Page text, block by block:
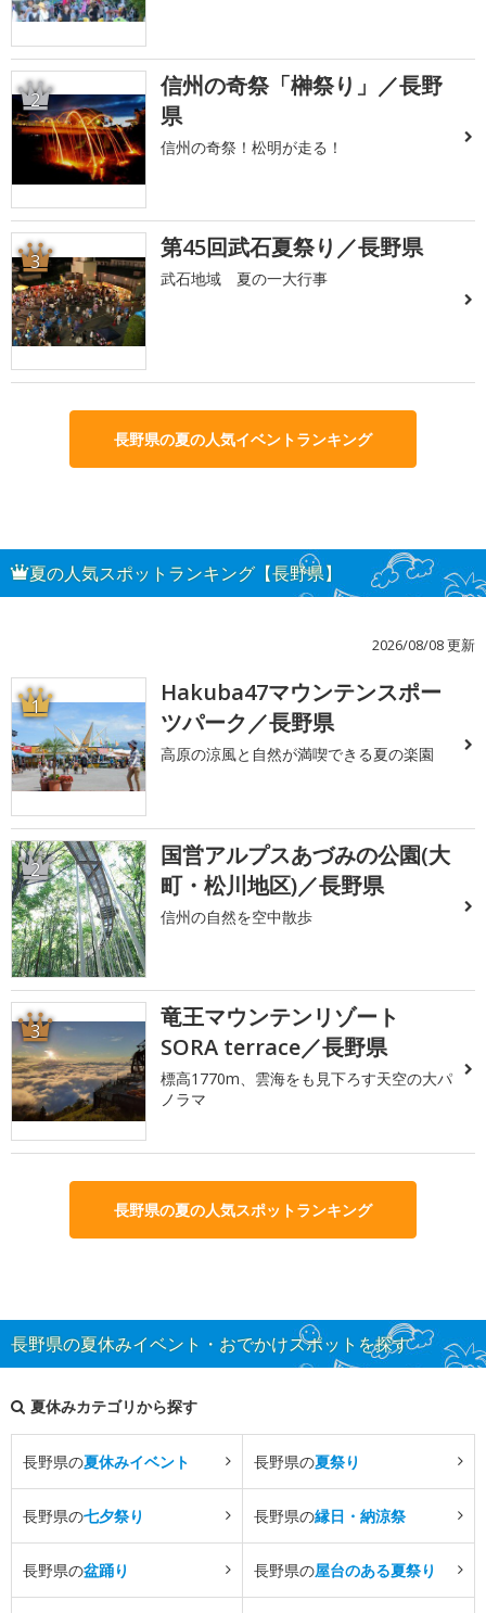
2
信州の奇祭「榊祭り」／長野
県
信州の奇祭！松明が走る！
3 第45回武石夏祭り／長野県
武石地域 夏の一大行事
長野県の夏の人気イベントランキング
夏の人気スポットランキング【長野県】
2026/08/08 更新
1
Hakuba47マウンテンスポー
ツパーク／長野県
高原の涼風と自然が満喫できる夏の楽園
2
国営アルプスあづみの公園(大
町・松川地区)／長野県
信州の自然を空中散歩
3
竜王マウンテンリゾート
SORA terrace／長野県
標高1770m、雲海をも見下ろす天空の大パ
ノラマ
長野県の夏の人気スポットランキング
長野県の夏休みイベント・おでかけスポットを探す
夏休みカテゴリから探す
長野県の夏休みイベント 長野県の夏祭り
長野県の七夕祭り 長野県の縁日・納涼祭
長野県の盆踊り 長野県の屋台のある夏祭り